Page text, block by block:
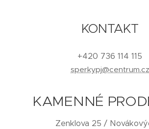
KONTAKT
+420 736 114 115
sperkypj@centrum.cz
KAMENNÉ
Zenklova 25 /